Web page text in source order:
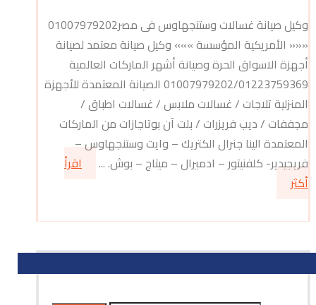
وكيل صيانة غسالات وستنجهاوس فى مصر01007979202
««« الأمريكية المؤسسة »»» وكيل صيانة معتمد لصيانة
أجهزة الاسواق الحرة وصيانة أشهر الماركات العالمية
01007979202/01223759369 الصيانة المعتمدة للأجهزة
المنزلية تلاجات / غسالات ملابس / غسالات اطباق /
مجففات / ديب فريزرات / بلت آن بوتاجازات من الماركات
المعتمدة الينا جنرال الكتريك – وايت وستنجهاوس –
فريجيدير- كلفنيتور – ادميرال – ميتاج – بوش. ...
اقرأ
أكثر